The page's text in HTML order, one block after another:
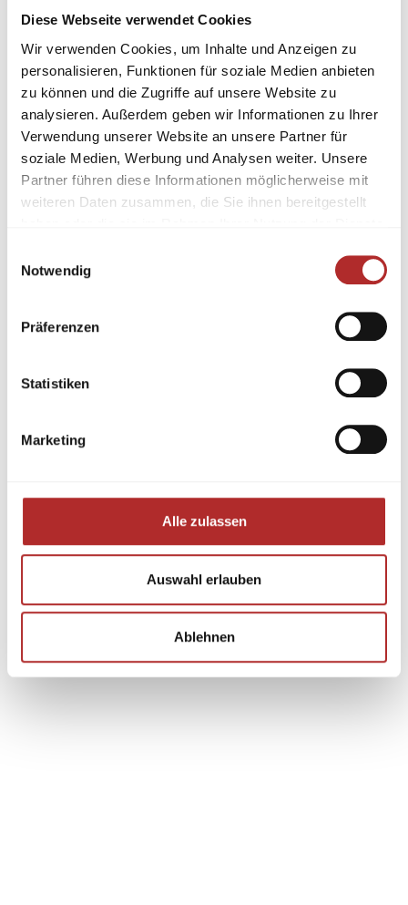
Diese Webseite verwendet Cookies
Wir verwenden Cookies, um Inhalte und Anzeigen zu
personalisieren, Funktionen für soziale Medien anbieten
zu können und die Zugriffe auf unsere Website zu
analysieren. Außerdem geben wir Informationen zu Ihrer
Verwendung unserer Website an unsere Partner für
soziale Medien, Werbung und Analysen weiter. Unsere
Partner führen diese Informationen möglicherweise mit
weiteren Daten zusammen, die Sie ihnen bereitgestellt
Notwendig
Präferenzen
Statistiken
Marketing
Alle zulassen
Auswahl erlauben
Ablehnen